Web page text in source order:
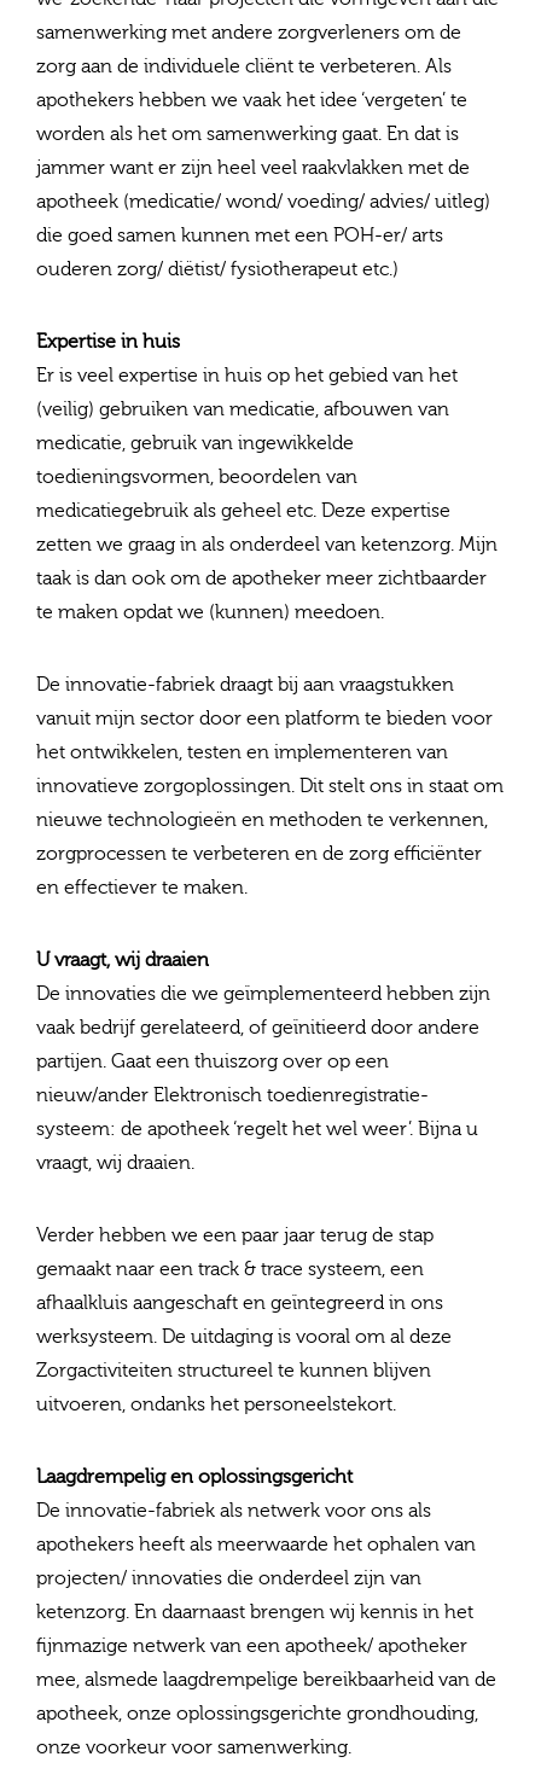
samenwerking met andere zorgverleners om de
zorg aan de individuele cliënt te verbeteren. Als
apothekers hebben we vaak het idee ‘vergeten’ te
worden als het om samenwerking gaat. En dat is
jammer want er zijn heel veel raakvlakken met de
apotheek (medicatie/ wond/ voeding/ advies/ uitleg)
die goed samen kunnen met een POH-er/ arts
ouderen zorg/ diëtist/ fysiotherapeut etc.)
Expertise in huis
Er is veel expertise in huis op het gebied van het
(veilig) gebruiken van medicatie, afbouwen van
medicatie, gebruik van ingewikkelde
toedieningsvormen, beoordelen van
medicatiegebruik als geheel etc. Deze expertise
zetten we graag in als onderdeel van ketenzorg. Mijn
taak is dan ook om de apotheker meer zichtbaarder
te maken opdat we (kunnen) meedoen.
De innovatie-fabriek draagt bij aan vraagstukken
vanuit mijn sector door een platform te bieden voor
het ontwikkelen, testen en implementeren van
innovatieve zorgoplossingen. Dit stelt ons in staat om
nieuwe technologieën en methoden te verkennen,
zorgprocessen te verbeteren en de zorg efficiënter
en effectiever te maken.
U vraagt, wij draaien
De innovaties die we geïmplementeerd hebben zijn
vaak bedrijf gerelateerd, of geïnitieerd door andere
partijen. Gaat een thuiszorg over op een
nieuw/ander Elektronisch toedienregistratie-
systeem: de apotheek ‘regelt het wel weer’. Bijna u
vraagt, wij draaien.
Verder hebben we een paar jaar terug de stap
gemaakt naar een track & trace systeem, een
afhaalkluis aangeschaft en geïntegreerd in ons
werksysteem. De uitdaging is vooral om al deze
Zorgactiviteiten structureel te kunnen blijven
uitvoeren, ondanks het personeelstekort.
Laagdrempelig en oplossingsgericht
De innovatie-fabriek als netwerk voor ons als
apothekers heeft als meerwaarde het ophalen van
projecten/ innovaties die onderdeel zijn van
ketenzorg. En daarnaast brengen wij kennis in het
fijnmazige netwerk van een apotheek/ apotheker
mee, alsmede laagdrempelige bereikbaarheid van de
apotheek, onze oplossingsgerichte grondhouding,
onze voorkeur voor samenwerking.